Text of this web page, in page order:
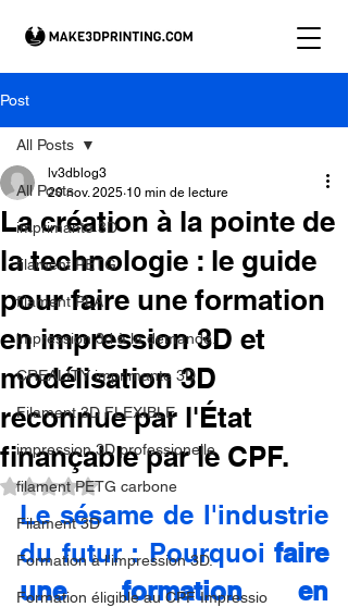
Post
All Posts
imprimante 3D
filament PETG
filament PLA
impression 3d à la demande.
CREALITY imprimante 3D
Filament 3D FLEXIBLE
impression 3D professionelle
filament PETG carbone
Filament 3D
Formation à l'impression 3D.
Formation éligible au CPF Impressio
All Posts
La création à la pointe de
la technologie : le guide
pour faire une formation
en impression 3D et
modélisation 3D
reconnue par l'État
finançable par le CPF.
lv3dblog3
20 nov. 2025 10 min de lecture
Noté NaN étoiles sur 5.
Le sésame de l'industrie
du futur : Pourquoi faire
une formation en